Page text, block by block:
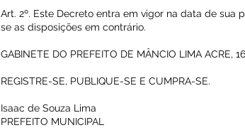
Art. 2º. Este Decreto entra em vigor na data de
se as disposições em contrário.
GABINETE DO PREFEITO DE MÂNCIO LIMA ACRE,
REGISTRE-SE, PUBLIQUE-SE E CUMPRA-SE.
Isaac de Souza Lima
PREFEITO MUNICIPAL